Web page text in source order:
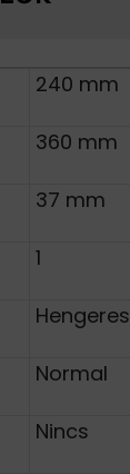
240 mm
360 mm
37 mm
1
Hengeres
Normal
Nincs